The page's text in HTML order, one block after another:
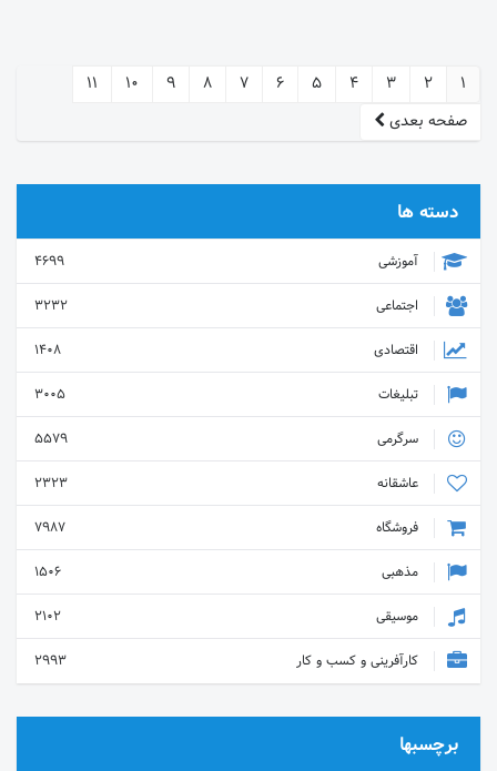
1
2
3
4
5
6
7
8
9
10
11
صفحه بعدی
دسته ها
آموزشی
4699
اجتماعی
3232
اقتصادی
1408
تبلیغات
3005
سرگرمی
5579
عاشقانه
2323
فروشگاه
7987
مذهبی
1506
موسیقی
2102
کارآفرینی و کسب و کار
2993
برچسبها